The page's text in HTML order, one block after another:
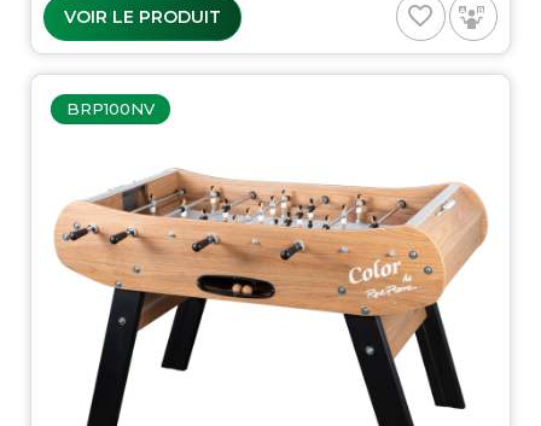
VOIR LE PRODUIT favorite_border
BRP100NV